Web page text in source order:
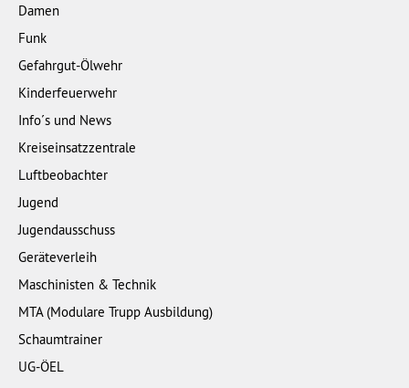
Damen
Funk
Gefahrgut-Ölwehr
Kinderfeuerwehr
Info´s und News
Kreiseinsatzzentrale
Luftbeobachter
Jugend
Jugendausschuss
Geräteverleih
Maschinisten & Technik
MTA (Modulare Trupp Ausbildung)
Schaumtrainer
UG-ÖEL